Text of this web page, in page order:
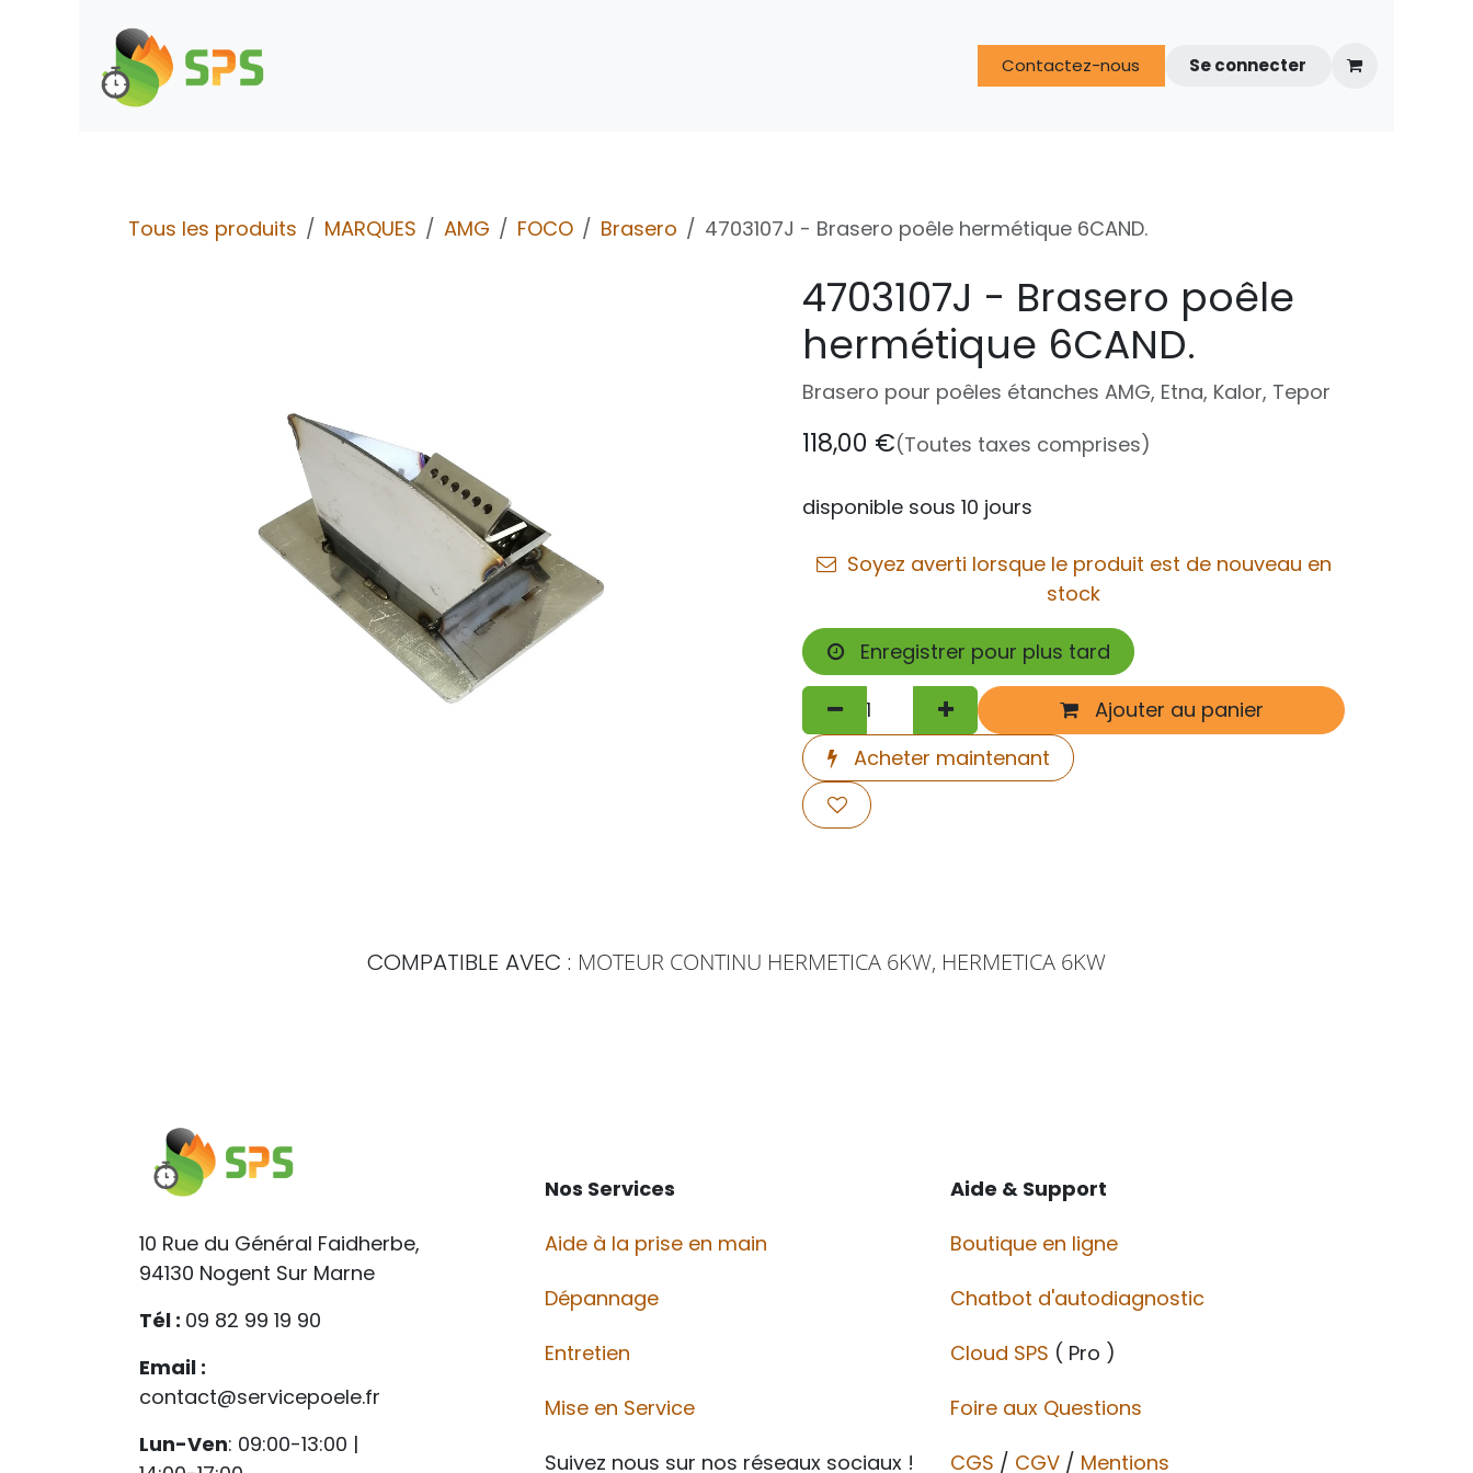
FAQ Espace techniciens
Contactez-nous Se connecter
Tous les produits MARQUES AMG FOCO Brasero 4703107J - Brasero poêle hermétique 6CAND.
4703107J - Brasero poêle
hermétique 6CAND.
Brasero pour poêles étanches AMG, Etna, Kalor, Tepor
118,00 €(Toutes taxes comprises)
disponible sous 10 jours
Soyez averti lorsque le produit est de nouveau en
stock
Enregistrer pour plus tard
Ajouter au panier
Acheter maintenant
COMPATIBLE AVEC : MOTEUR CONTINU HERMETICA 6KW, HERMETICA 6KW
Aide & Support
Aide à la prise en main
Dépannage
Entretien
Mise en Service
Nos Services
Foire aux Questions
Boutique en ligne
Chatbot d'autodiagnostic
Cloud SPS ( Pro )
10 Rue du Général Faidherbe,
94130 Nogent Sur Marne
Tél : 09 82 99 19 90
Email :
contact@servicepoele.fr
Lun-Ven: 09:00-13:00 |
Suivez nous sur nos réseaux sociaux ! CGS / CGV​​ / Mentions